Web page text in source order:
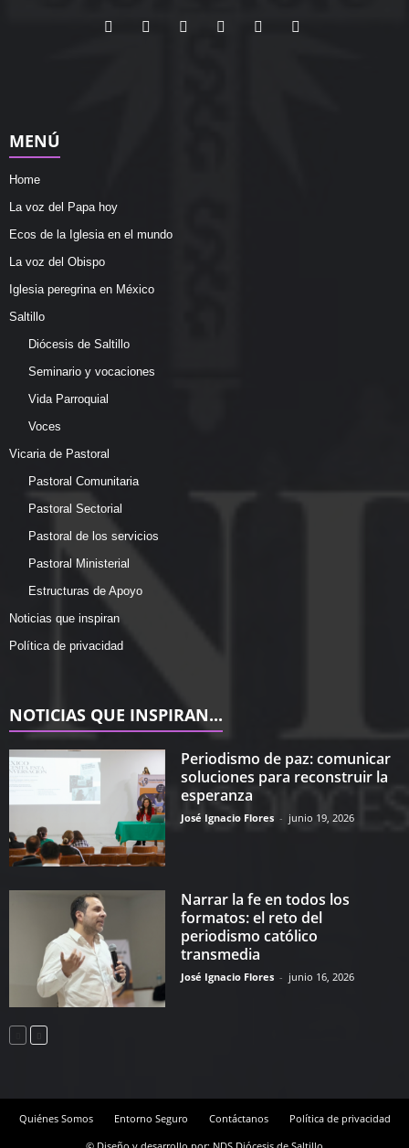
MENÚ
Home
La voz del Papa hoy
Ecos de la Iglesia en el mundo
La voz del Obispo
Iglesia peregrina en México
Saltillo
Diócesis de Saltillo
Seminario y vocaciones
Vida Parroquial
Voces
Vicaria de Pastoral
Pastoral Comunitaria
Pastoral Sectorial
Pastoral de los servicios
Pastoral Ministerial
Estructuras de Apoyo
Noticias que inspiran
Política de privacidad
NOTICIAS QUE INSPIRAN...
Periodismo de paz: comunicar
soluciones para reconstruir la
esperanza
José Ignacio Flores - junio 19, 2026
Narrar la fe en todos los
formatos: el reto del
periodismo católico
transmedia
José Ignacio Flores - junio 16, 2026
Quiénes Somos Entorno Seguro Contáctanos
Política de privacidad